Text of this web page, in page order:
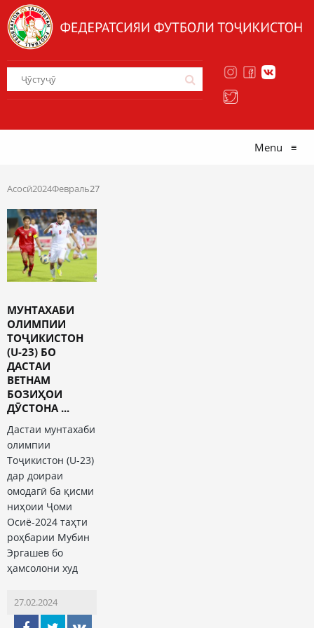
Menu ≡
Асосӣ2024Февраль27
МУНТАХАБИ
ОЛИМПИИ
ТОҶИКИСТОН
(U-23) БО
ДАСТАИ
ВЕТНАМ
БОЗИҲОИ
ДӮСТОНА ...
Дастаи мунтахаби
олимпии
Тоҷикистон (U-23)
дар доираи
омодагӣ ба қисми
ниҳоии Ҷоми
Осиё-2024 таҳти
роҳбарии Мубин
Эргашев бо
ҳамсолони худ
27.02.2024